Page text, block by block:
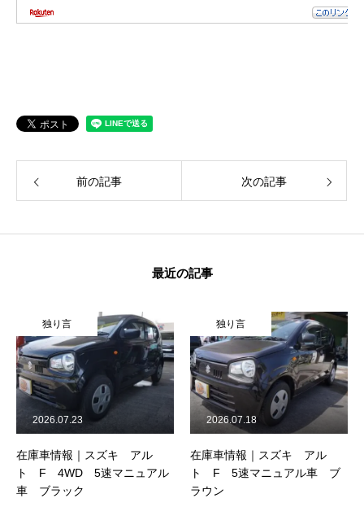
前の記事 次の記事
最近の記事
情報｜スズキ アル
5速マニュアル
ック
独り言
在庫車情報｜スズキ アル
ト F 5速マニュアル車 ブ
2026.07.18
独
在庫車
イ KC